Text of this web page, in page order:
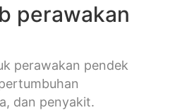
perawakan
perawakan pendek
dan penyakit.